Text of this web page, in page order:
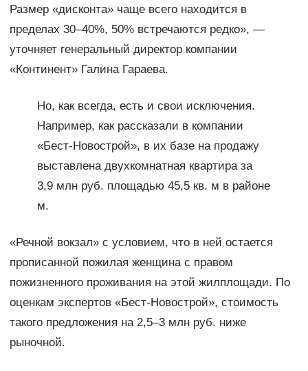
Размер «дисконта» чаще всего находится в
пределах 30–40%, 50% встречаются редко», —
уточняет генеральный директор компании
«Континент» Галина Гараева.
Но, как всегда, есть и свои исключения.
Например, как рассказали в компании
«Бест-Новострой», в их базе на продажу
выставлена двухкомнатная квартира за
3,9 млн руб. площадью 45,5 кв. м в районе
м.
«Речной вокзал» с условием, что в ней остается
прописанной пожилая женщина с правом
пожизненного проживания на этой жилплощади. По
оценкам экспертов «Бест-Новострой», стоимость
такого предложения на 2,5–3 млн руб. ниже
рыночной.